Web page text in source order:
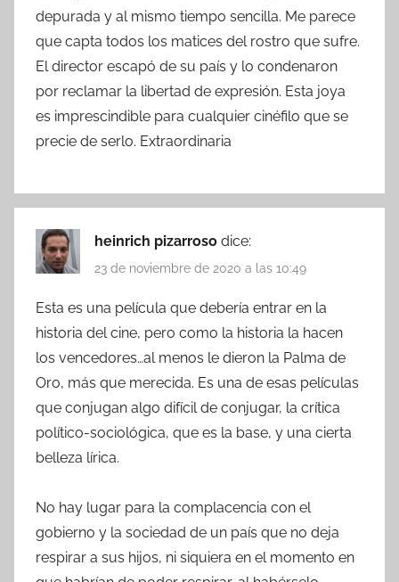
depurada y al mismo tiempo sencilla. Me parece
que capta todos los matices del rostro que sufre.
El director escapó de su país y lo condenaron
por reclamar la libertad de expresión. Esta joya
es imprescindible para cualquier cinéfilo que se
precie de serlo. Extraordinaria
heinrich pizarroso dice:
23 de noviembre de 2020 a las 10:49
Esta es una película que debería entrar en la
historia del cine, pero como la historia la hacen
los vencedores…al menos le dieron la Palma de
Oro, más que merecida. Es una de esas películas
que conjugan algo difícil de conjugar, la crítica
político-sociológica, que es la base, y una cierta
belleza lírica.
No hay lugar para la complacencia con el
gobierno y la sociedad de un país que no deja
respirar a sus hijos, ni siquiera en el momento en